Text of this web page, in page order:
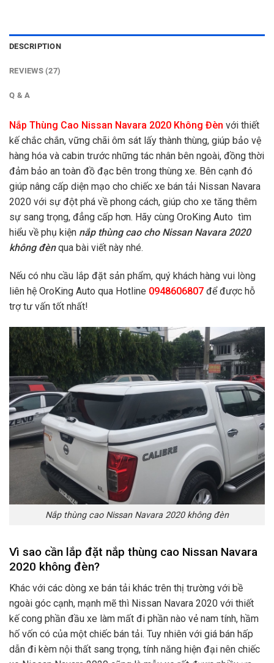
DESCRIPTION
REVIEWS (27)
Q & A
Nắp Thùng Cao Nissan Navara 2020 Không Đèn với thiết
kế chắc chắn, vững chãi ôm sát lấy thành thùng, giúp bảo vệ
hàng hóa và cabin trước những tác nhân bên ngoài, đồng thời
đảm bảo an toàn đồ đạc bên trong thùng xe. Bên cạnh đó
giúp nâng cấp diện mạo cho chiếc xe bán tải Nissan Navara
2020 với sự đột phá về phong cách, giúp cho xe tăng thêm
sự sang trọng, đẳng cấp hơn. Hãy cùng OroKing Auto tìm
hiểu về phụ kiện nắp thùng cao cho Nissan Navara 2020
không đènqua bài viết này nhé.
Nếu có nhu cầu lắp đặt sản phẩm, quý khách hàng vui lòng
liên hệ OroKing Auto qua Hotline 0948606807 để được hỗ
trợ tư vấn tốt nhất!
Nắp thùng cao Nissan Navara 2020 không đèn
Vì sao cần lắp đặt nắp thùng cao Nissan Navara
2020 không đèn?
Khác với các dòng xe bán tải khác trên thị trường với bề
ngoài góc cạnh, mạnh mẽ thì Nissan Navara 2020 với thiết
kế cong phần đầu xe làm mất đi phần nào vẻ nam tính, hầm
hố vốn có của một chiếc bán tải. Tuy nhiên với giá bán hấp
dẫn đi kèm nội thất sang trọng, tính năng hiện đại nên chiếc